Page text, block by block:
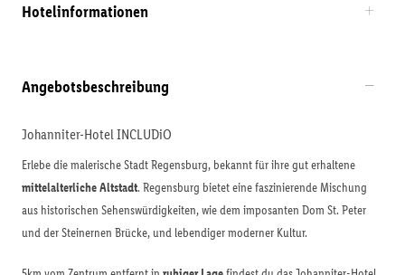
Hotelinformationen
Angebotsbeschreibung
Johanniter-Hotel INCLUDiO
Erlebe die malerische Stadt Regensburg, bekannt für ihre gut erhaltene
mittelalterliche Altstadt. Regensburg bietet eine faszinierende Mischung
aus historischen Sehenswürdigkeiten, wie dem imposanten Dom St. Peter
und der Steinernen Brücke, und lebendiger moderner Kultur.